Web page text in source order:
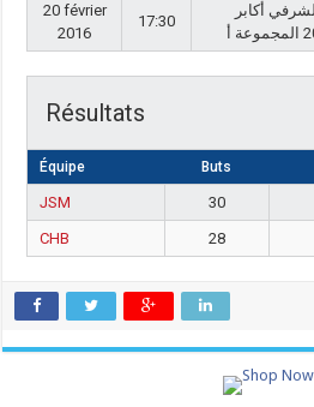
20 février
2016
17:30
أكابر
أ
Résultats
Équipe Buts
JSM 30
CHB
28